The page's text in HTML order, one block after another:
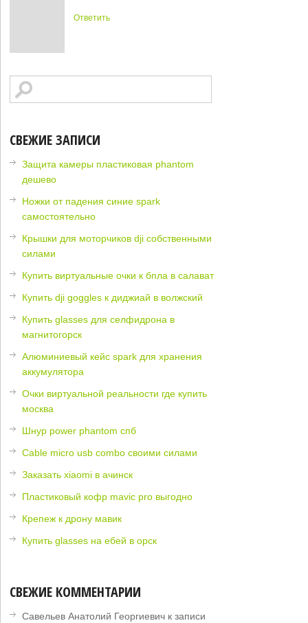
Ответить
СВЕЖИЕ ЗАПИСИ
Защита камеры пластиковая phantom
дешево
Ножки от падения синие spark
самостоятельно
Крышки для моторчиков dji собственными
силами
Купить виртуальные очки к бпла в салават
Купить dji goggles к диджиай в волжский
Купить glasses для селфидрона в
магнитогорск
Алюминиевый кейс spark для хранения
аккумулятора
Очки виртуальной реальности где купить
москва
Шнур power phantom спб
Cable micro usb combo своими силами
Заказать xiaomi в ачинск
Пластиковый кофр mavic pro выгодно
Крепеж к дрону мавик
Купить glasses на ебей в орск
СВЕЖИЕ КОММЕНТАРИИ
Савельев Анатолий Георгиевич к записи